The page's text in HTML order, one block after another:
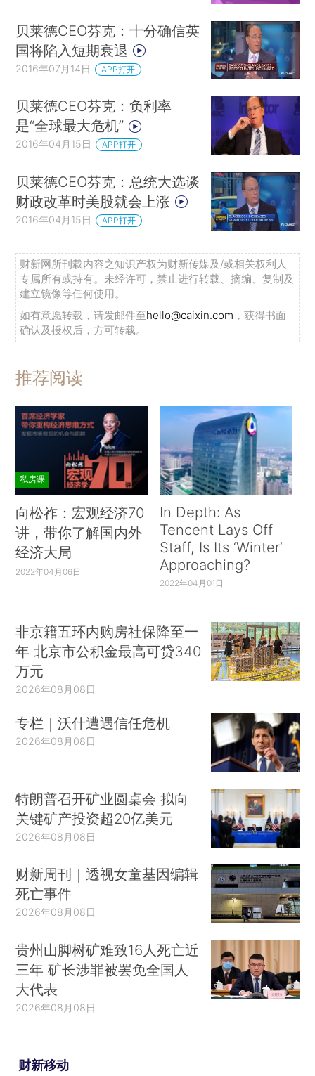
贝莱德CEO芬克：十分确信英
国将陷入短期衰退
2016年07月14日 APP打开
贝莱德CEO芬克：负利率
是“全球最大危机”
2016年04月15日 APP打开
贝莱德CEO芬克：总统大选谈
财政改革时美股就会上涨
2016年04月15日 APP打开
财新网所刊载内容之知识产权为财新传媒及/或相关权利人
专属所有或持有。未经许可，禁止进行转载、摘编、复制及
建立镜像等任何使用。
如有意愿转载，请发邮件至hello@caixin.com ，获得书面
确认及授权后，方可转载。
推荐阅读
私房课
向松祚：宏观经济70
讲，带你了解国内外
经济大局
2022年04月06日
In Depth: As
Tencent Lays Off
Staff, Is Its ‘Winter’
Approaching?
2022年04月01日
非京籍五环内购房社保降至一
年 北京市公积金最高可贷340
万元
2026年08月08日
专栏｜沃什遭遇信任危机
2026年08月08日
特朗普召开矿业圆桌会 拟向
关键矿产投资超20亿美元
2026年08月08日
财新周刊｜透视女童基因编辑
死亡事件
2026年08月08日
贵州山脚树矿难致16人死亡近
三年 矿长涉罪被罢免全国人
大代表
2026年08月08日
财新移动